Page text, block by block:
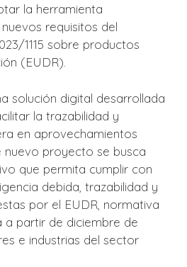
la herramienta
requisitos del
1115 sobre productos
(EUDR).
solución digital desarrollada
la trazabilidad y
en aprovechamientos
nuevo proyecto se busca
que permita cumplir con
debida, trazabilidad y
por el EUDR, normativa
a partir de diciembre de
e industrias del sector